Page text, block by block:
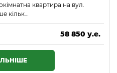
квартира на вул.
кільк…
58 850 у.е.
2 530 550 ₴